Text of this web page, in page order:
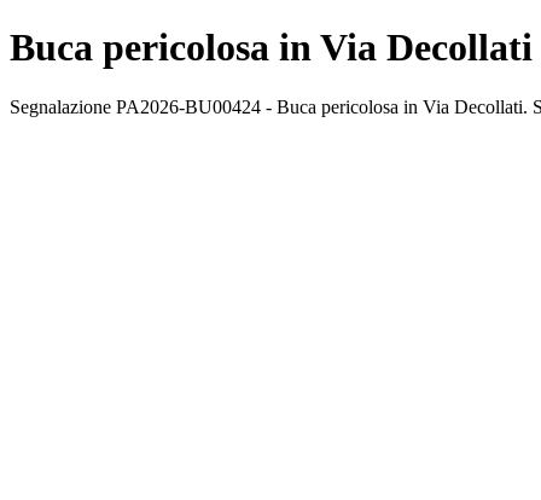
Buca pericolosa in Via
Segnalazione PA2026-BU00424 - Buca pericolosa in Via